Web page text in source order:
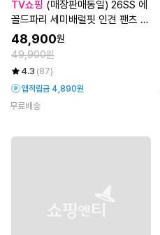
TV쇼핑
꼴드파리 세미배럴핏 인견 팬츠 3
종
48,900원
49,900원
4.3 (87)
앱적립금 4,890원
무료배송